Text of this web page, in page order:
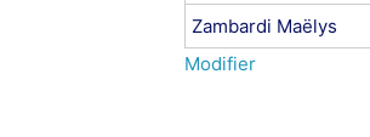
Modifier
Zambardi Maëlys